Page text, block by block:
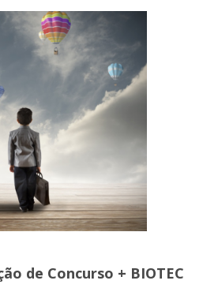
de Concurso + BIOTEC